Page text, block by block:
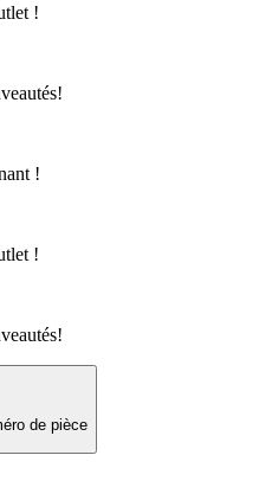
!
!
!
de pièce